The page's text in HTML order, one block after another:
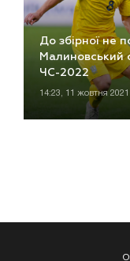
До збірної не
Малиновський
ЧС-2022
14:23, 11 жовтня